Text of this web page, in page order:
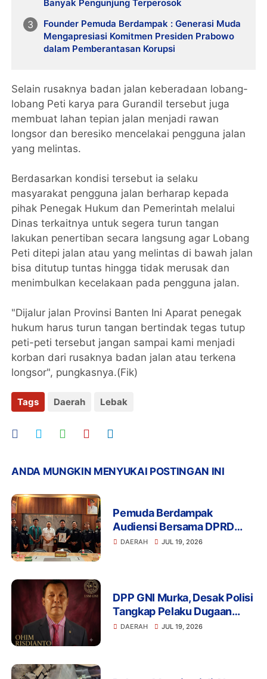
Banyak Pengunjung Terperosok
Founder Pemuda Berdampak : Generasi Muda
Mengapresiasi Komitmen Presiden Prabowo
dalam Pemberantasan Korupsi
Selain rusaknya badan jalan keberadaan lobang-
lobang Peti karya para Gurandil tersebut juga
membuat lahan tepian jalan menjadi rawan
longsor dan beresiko mencelakai pengguna jalan
yang melintas.
Berdasarkan kondisi tersebut ia selaku
masyarakat pengguna jalan berharap kepada
pihak Penegak Hukum dan Pemerintah melalui
Dinas terkaitnya untuk segera turun tangan
lakukan penertiban secara langsung agar Lobang
Peti ditepi jalan atau yang melintas di bawah jalan
bisa ditutup tuntas hingga tidak merusak dan
menimbulkan kecelakaan pada pengguna jalan.
"Dijalur jalan Provinsi Banten Ini Aparat penegak
hukum harus turun tangan bertindak tegas tutup
peti-peti tersebut jangan sampai kami menjadi
korban dari rusaknya badan jalan atau terkena
longsor", pungkasnya.(Fik)
Tags Daerah Lebak
ANDA MUNGKIN MENYUKAI POSTINGAN INI
Pemuda Berdampak
Audiensi Bersama DPRD
Provinsi Banten Bahas
DAERAH JUL 19, 2026
DPP GNI Murka, Desak Polisi
Tangkap Pelaku Dugaan
Intimidasi dan
DAERAH JUL 19, 2026